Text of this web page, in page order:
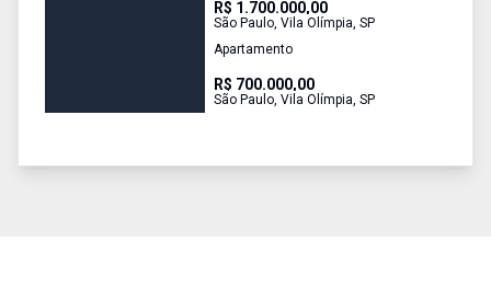
R$ 1.700.000,00
São Paulo,Vila Olímpia,SP
Apartamento
R$ 700.000,00
São Paulo,Vila Olímpia,SP